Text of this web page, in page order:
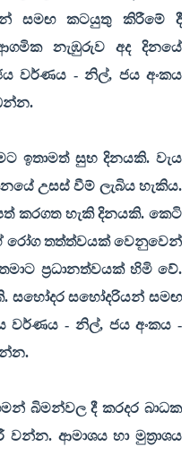
සමඟ කටයුතු කිරීමේ දී
නැඹුරුව අද දිනයේ
වර්ණය - නිල්, ජය අංකය
ඉතාමත් සුභ දිනයකි. වැය
උසස් වීම් ලැබිය හැකිය.
කරගත හැකි දිනයකි. කෙටි
රෝග තත්ත්වයක් වෙනුවෙන්
ප්‍රධානත්වයක් හිමි වේ.
සහෝදර සහෝදරියන් සමඟ
වර්ණය - නිල්, ජය අංකය -
බිමන්වල දී කරදර බාධක
ආමාශය හා මුත්‍රාශය